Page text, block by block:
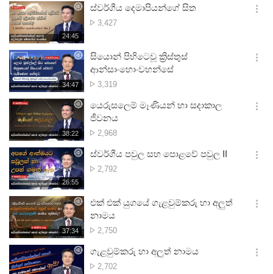
시
간
기
재
생
시
간
24:45
ස්වර්ගීය දෙමාපියන්ගේ සිත
නැරඹූ
3,427
옵
기
재
생
시
간
34:47
සියොන් පිහිටෙවූ ක්‍රිස්තුස්
ආන්සාංහොංවහන්සේ
නැරඹූ
3,319
옵
기
재
생
시
간
38:22
යෙරුසලෙම් මෑණියන් හා සදාකාල
ජීවනය
නැරඹූ
2,968
옵
기
재
생
시
간
26:55
ස්වර්ගීය පවුල සහ පොළවේ පවුල II
නැරඹූ
2,792
옵
기
재
생
시
간
37:34
එක් එක් යුගයේ ගැළවුම්කරු හා අලුත්
නාමය
නැරඹූ
2,750
옵
기
ගැළවුම්කරු හා අලූත් නාමය
නැරඹූ
2,702
옵